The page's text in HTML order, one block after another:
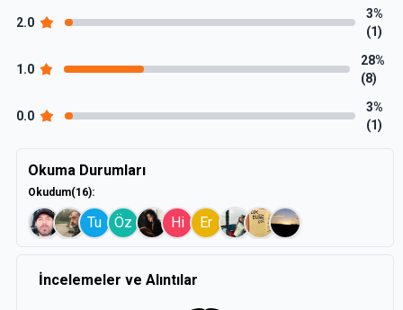
2.0
3%
(1)
1.0
28%
(8)
0.0
3%
(1)
Okuma Durumları
Okudum(16):
Tu Öz Hi Er
İncelemeler ve Alıntılar